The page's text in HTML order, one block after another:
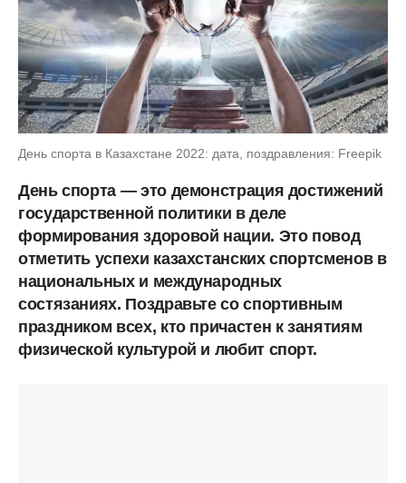
День спорта в Казахстане 2022: дата, поздравления: Freepik
День спорта — это демонстрация достижений
государственной политики в деле
формирования здоровой нации. Это повод
отметить успехи казахстанских спортсменов в
национальных и международных
состязаниях. Поздравьте со спортивным
праздником всех, кто причастен к занятиям
физической культурой и любит спорт.